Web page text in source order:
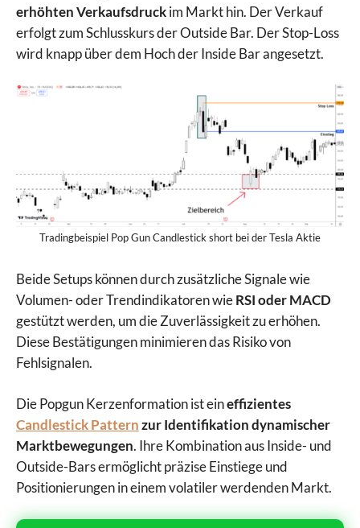
erhöhten Verkaufsdruckim Markt hin. Der Verkauf
erfolgt zum Schlusskurs der Outside Bar. Der Stop-Loss
wird knapp über dem Hoch der Inside Bar angesetzt.
Tradingbeispiel Pop Gun Candlestick short bei der Tesla Aktie
Beide Setups können durch zusätzliche Signale wie
Volumen- oder Trendindikatoren wieRSI oder MACD
gestützt werden, um die Zuverlässigkeit zu erhöhen.
Diese Bestätigungen minimieren das Risiko von
Fehlsignalen.
Die Popgun Kerzenformation ist eineffizientes
Candlestick Patternzur Identifikation dynamischer
Marktbewegungen. Ihre Kombination aus Inside- und
Outside-Bars ermöglicht präzise Einstiege und
Positionierungen in einem volatiler werdenden Markt.